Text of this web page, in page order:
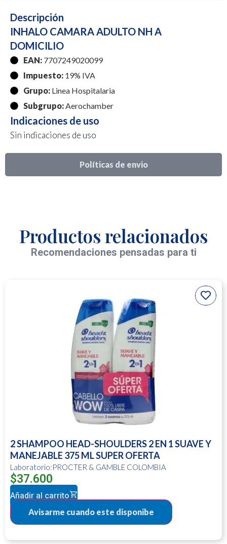
Políticas de envio
Descripción
INHALO CAMARA ADULTO NH A
DOMICILIO
EAN: 7707249020099
Impuesto: 19% IVA
Grupo: Linea Hospitalaria
Subgrupo:Aerochamber
Indicaciones de uso
Sin indicaciones de uso
Productos relacionados
Recomendaciones pensadas para ti
2 SHAMPOO HEAD-SHOULDERS 2 EN 1 SUAVE Y
MANEJABLE 375 ML SUPER OFERTA
Laboratorio:PROCTER & GAMBLE COLOMBIA
$37.600
Añadir al carrito